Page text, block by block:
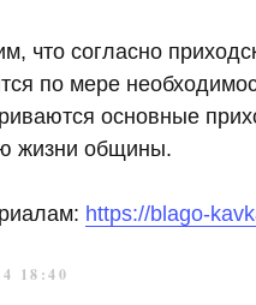
что согласно
по мере
основные
жизни общины.
https://blago-
18:40